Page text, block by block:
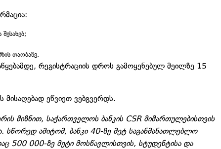
თაობაზე.
რეგისტრაციის დროს გამოყენებულ მეილზე 15
მისაღებად ეწვიეთ ვებგვერდს.
მიზნით, საქართველოს ბანკის CSR მიმართულებისთვის
სწორედ ამიტომ, ბანკი 40-ზე მეტ საგანმანათლებლო
500 000-ზე მეტი მოსწავლისთვის, სტუდენტისა და